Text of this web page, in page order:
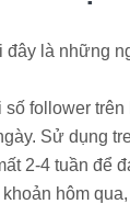
là những
follower trên
Sử dụng
2-4 tuần để
hôm